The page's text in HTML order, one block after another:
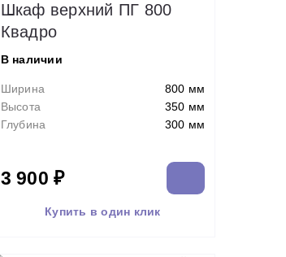
Шкаф верхний ПГ 800
Квадро
В наличии
Ширина
800 мм
Высота
350 мм
Глубина
300 мм
3 900 ₽
Купить в один клик